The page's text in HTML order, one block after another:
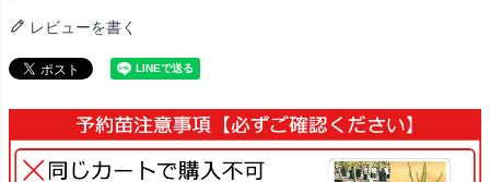
レビューを書く